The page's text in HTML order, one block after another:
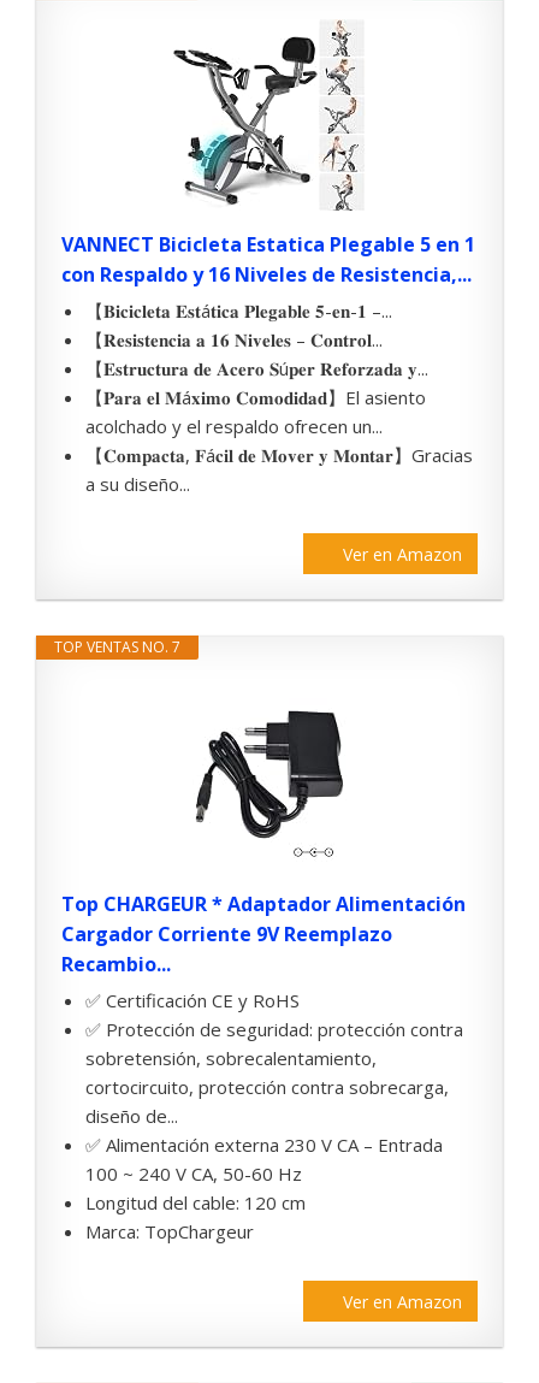
VANNECT Bicicleta Estatica Plegable 5 en 1
con Respaldo y 16 Niveles de Resistencia,...
【𝐁𝐢𝐜𝐢𝐜𝐥𝐞𝐭𝐚 𝐄𝐬𝐭á𝐭𝐢𝐜𝐚 𝐏𝐥𝐞𝐠𝐚𝐛𝐥𝐞 𝟓-𝐞𝐧-𝟏 –...
【𝐑𝐞𝐬𝐢𝐬𝐭𝐞𝐧𝐜𝐢𝐚 𝐚 𝟏𝟔 𝐍𝐢𝐯𝐞𝐥𝐞𝐬 – 𝐂𝐨𝐧𝐭𝐫𝐨𝐥...
【𝐄𝐬𝐭𝐫𝐮𝐜𝐭𝐮𝐫𝐚 𝐝𝐞 𝐀𝐜𝐞𝐫𝐨 𝐒ú𝐩𝐞𝐫 𝐑𝐞𝐟𝐨𝐫𝐳𝐚𝐝𝐚 𝐲...
【𝐏𝐚𝐫𝐚 𝐞𝐥 𝐌á𝐱𝐢𝐦𝐨 𝐂𝐨𝐦𝐨𝐝𝐢𝐝𝐚𝐝】El asiento
acolchado y el respaldo ofrecen un...
【𝐂𝐨𝐦𝐩𝐚𝐜𝐭𝐚, 𝐅á𝐜𝐢𝐥 𝐝𝐞 𝐌𝐨𝐯𝐞𝐫 𝐲 𝐌𝐨𝐧𝐭𝐚𝐫】Gracias
a su diseño...
Ver en Amazon
TOP VENTAS NO. 7
Top CHARGEUR * Adaptador Alimentación
Cargador Corriente 9V Reemplazo
Recambio...
✅ Certificación CE y RoHS
✅ Protección de seguridad: protección contra
sobretensión, sobrecalentamiento,
cortocircuito, protección contra sobrecarga,
diseño de...
✅ Alimentación externa 230 V CA – Entrada
100 ~ 240 V CA, 50-60 Hz
Longitud del cable: 120 cm
Marca: TopChargeur
Ver en Amazon